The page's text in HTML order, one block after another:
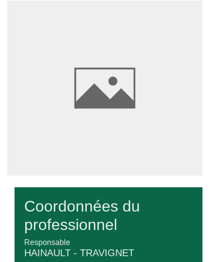
Coordonnées du
professionnel
Responsable
HAINAULT - TRAVIGNET